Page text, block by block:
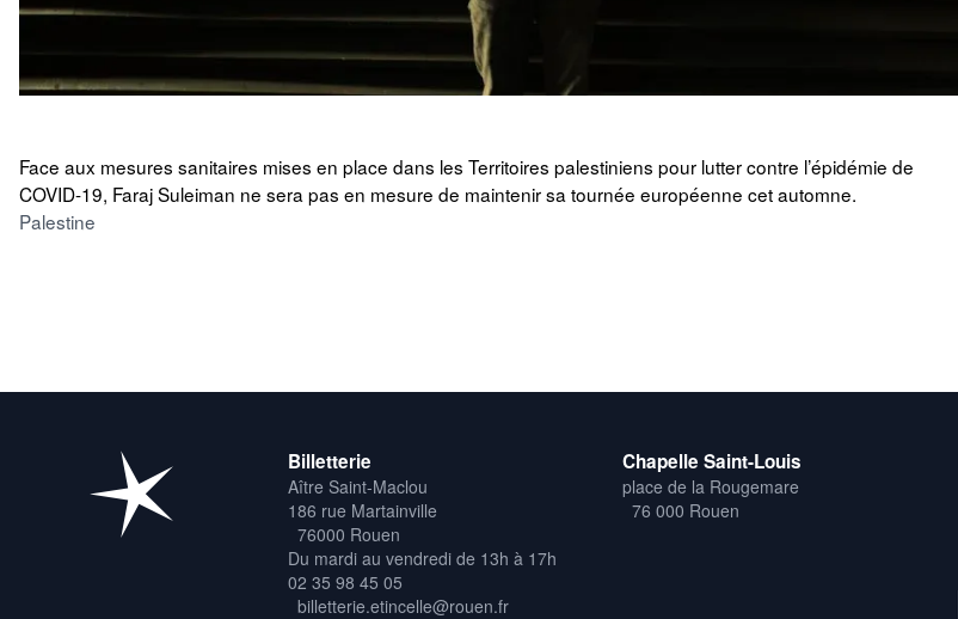
Face aux mesures sanitaires mises en place dans les Territoires palestiniens pour lutter contre l’épidémie de
COVID-19, Faraj Suleiman ne sera pas en mesure de maintenir sa tournée européenne cet automne.
Palestine
Billetterie
Aître Saint-Maclou
186 rue Martainville
76000 Rouen
Du mardi au vendredi de 13h à 17h
02 35 98 45 05
billetterie.etincelle@rouen.fr
Chapelle Saint-Louis
place de la Rougemare
76 000 Rouen